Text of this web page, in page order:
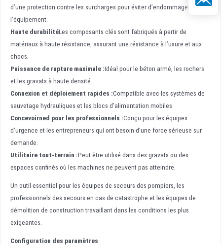
d’une protection contre les surcharges pour éviter d’endommager
l’équipement.
Haute durabilitéLes composants clés sont fabriqués à partir de
matériaux à haute résistance, assurant une résistance à l’usure et aux
chocs.
Puissance de rupture maximale :Idéal pour le béton armé, les rochers
et les gravats à haute densité.
Connexion et déploiement rapides :Compatible avec les systèmes de
sauvetage hydrauliques et les blocs d’alimentation mobiles.
Concevoirned pour les professionnels :Conçu pour les équipes
d’urgence et les entrepreneurs qui ont besoin d’une force sérieuse sur
demande.
Utilitaire tout-terrain :Peut être utilisé dans des gravats ou des
espaces confinés où les machines ne peuvent pas atteindre.
Un outil essentiel pour les équipes de secours des pompiers, les
professionnels des secours en cas de catastrophe et les équipes de
démolition de construction travaillant dans les conditions les plus
exigeantes.
Configuration des paramètres